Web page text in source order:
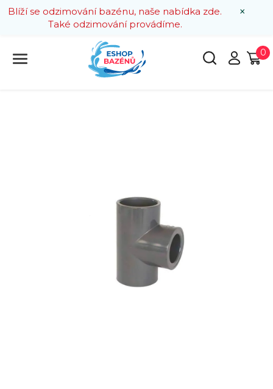
×
Blíží se odzimování bazénu, naše nabídka zde.
Také odzimování provádíme.
0